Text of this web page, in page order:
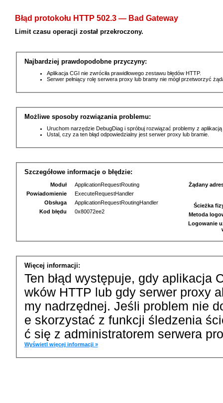
Błąd protokołu HTTP 502.3 — Bad Gateway
Limit czasu operacji został przekroczony.
Najbardziej prawdopodobne przyczyny:
Aplikacja CGI nie zwróciła prawidłowego zestawu błędów HTTP.
Serwer pełniący rolę serwera proxy lub bramy nie mógł przetworzyć
Możliwe sposoby rozwiązania problemu:
Uruchom narzędzie DebugDiag i spróbuj rozwiązać problemy z
Ustal, czy za ten błąd odpowiedzialny jest serwer proxy lub bramie.
Szczegółowe informacje o błędzie:
Moduł
ApplicationRequestRouting
Powiadomienie
ExecuteRequestHandler
Obsługa
ApplicationRequestRoutingHandler
Kod błędu
0x80072ee2
Żądany
Ścieżka
Metoda
Logowanie
Więcej informacji:
Ten błąd występuje, gdy aplikacja
wków HTTP lub gdy serwer proxy
my nadrzędnej. Jeśli problem nie
e skorzystać z funkcji śledzenia
ć się z administratorem serwera
Wyświetl więcej informacji »